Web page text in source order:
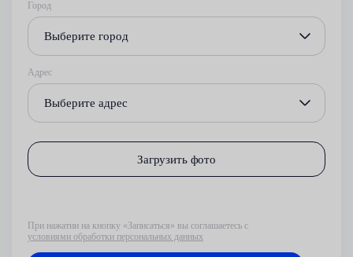
Город
Выберите город
Адрес
Выберите адрес
Загрузить фото
При нажатии на кнопку «Записаться» вы соглашаетесь с
условиями обработки персональных данных